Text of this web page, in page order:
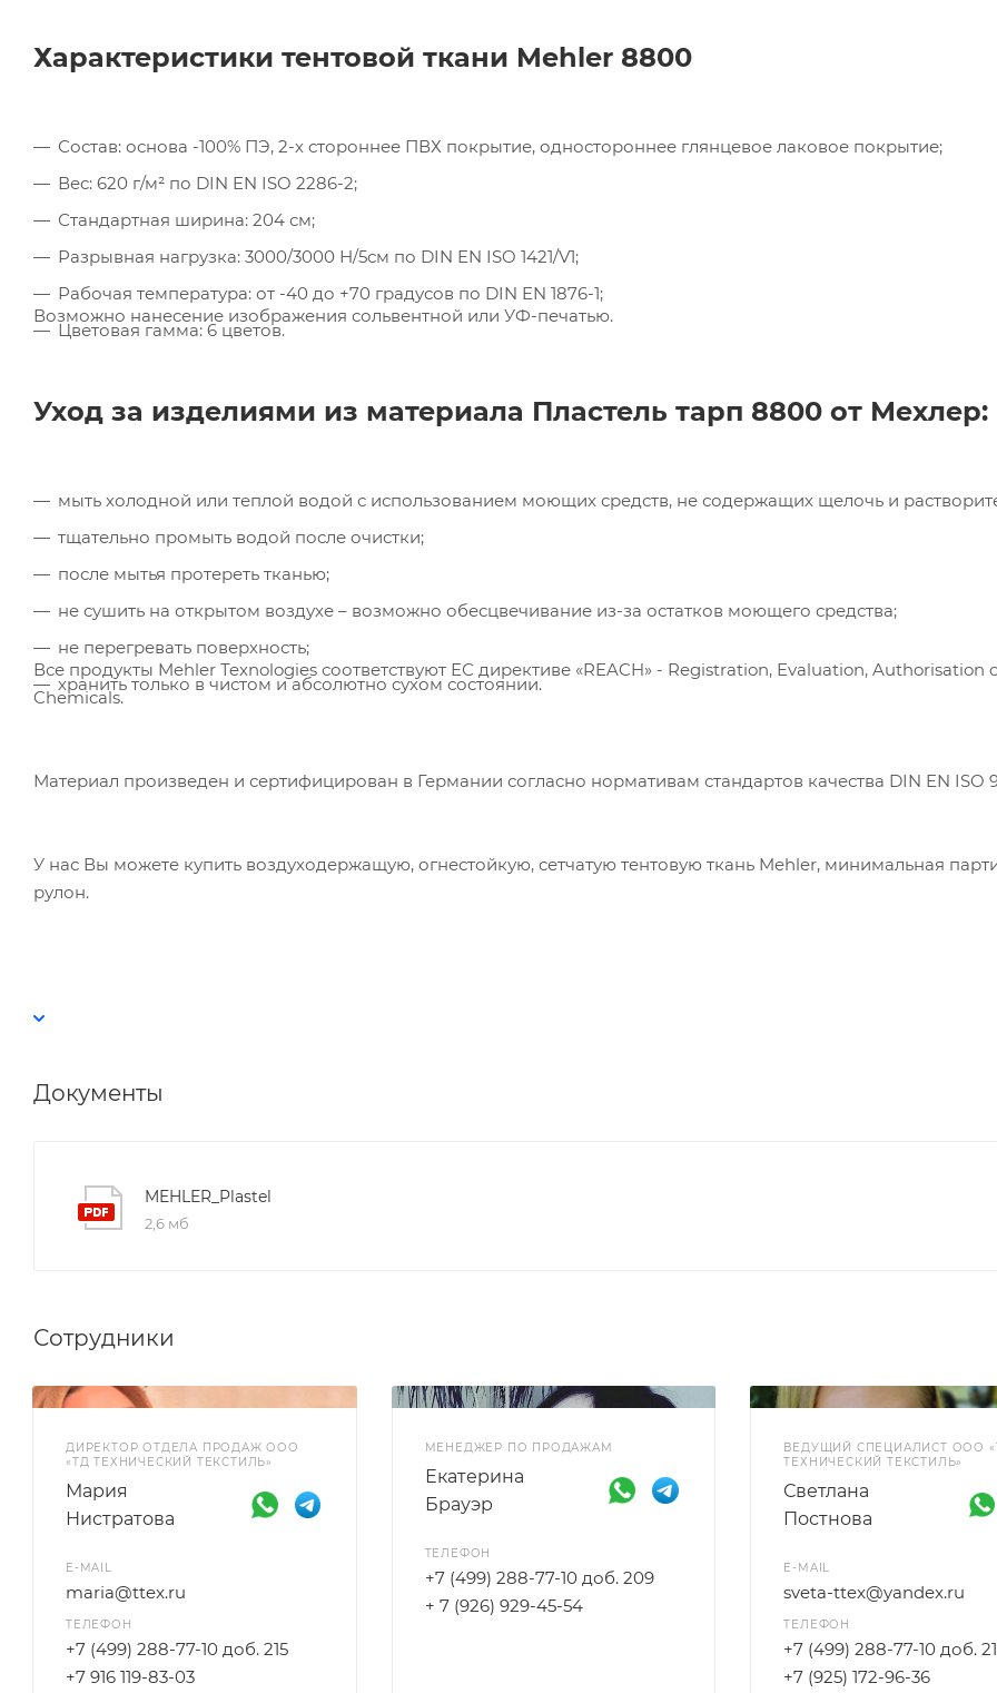
Характеристики тентовой ткани Mehler 8800
Состав: основа -100% ПЭ, 2-х стороннее ПВХ покрытие, одностороннее глянцевое лаковое покрытие;
Вес: 620 г/м² по DIN EN ISO 2286-2;
Стандартная ширина: 204 см;
Разрывная нагрузка: 3000/3000 Н/5см по DIN EN ISO 1421/V1;
Рабочая температура: от -40 до +70 градусов по DIN EN 1876-1;
Цветовая гамма: 6 цветов.
Возможно нанесение изображения сольвентной или УФ-печатью.
Уход за изделиями из материала Пластель тарп 8800 от Мехлер:
мыть холодной или теплой водой с использованием моющих средств, не содержащих щелочь и
тщательно промыть водой после очистки;
после мытья протереть тканью;
не сушить на открытом воздухе – возможно обесцвечивание из-за остатков моющего средства;
не перегревать поверхность;
хранить только в чистом и абсолютно сухом состоянии.
Все продукты Mehler Texnologies соответствуют ЕС директиве «REACH» - Registration, Evaluation, Authorisation
Chemicals.
Материал произведен и сертифицирован в Германии согласно нормативам стандартов качества DIN EN ISO
У нас Вы можете купить воздуходержащую, огнестойкую, сетчатую тентовую ткань Mehler, минимальная
рулон.
Документы
MEHLER_Plastel
2,6 мб
Сотрудники
ДИРЕКТОР ОТДЕЛА ПРОДАЖ ООО
«ТД ТЕХНИЧЕСКИЙ ТЕКСТИЛЬ»
Мария
Нистратова
E-MAIL
maria@ttex.ru
ТЕЛЕФОН
+7 (499) 288-77-10 доб. 215
+7 916 119-83-03
МЕНЕДЖЕР ПО ПРОДАЖАМ
Екатерина
Брауэр
ТЕЛЕФОН
+7 (499) 288-77-10 доб. 209
+ 7 (926) 929-45-54
ВЕДУЩИЙ СПЕЦИАЛИСТ ООО
ТЕХНИЧЕСКИЙ ТЕКСТИЛЬ»
Светлана
Постнова
E-MAIL
sveta-ttex@yandex.ru
ТЕЛЕФОН
+7 (499) 288-77-10 доб.
+7 (925) 172-96-36
персональные данные с использованием Яндекс